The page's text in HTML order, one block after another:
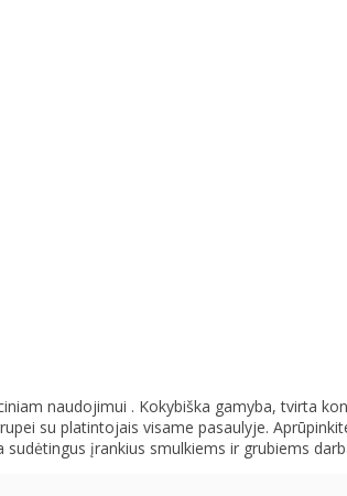
naudojimui . Kokybiška gamyba, tvirta
su platintojais visame pasaulyje.
įrankius smulkiems ir grubiems